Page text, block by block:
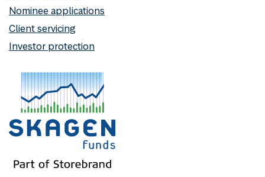
Nominee applications
Client servicing
Investor protection